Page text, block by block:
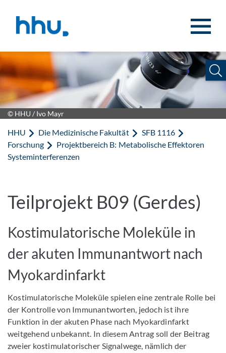
© HHU / Ivo Mayr
HHU Die Medizinische Fakultät
SFB 1116
Forschung
Projektbereich B: Metabolische Effektoren
Systeminterferenzen
Teilprojekt B09 (Gerdes)
Kostimulatorische Moleküle in
der akuten Immunantwort nach
Myokardinfarkt
Kostimulatorische Moleküle spielen eine zentrale Rolle bei
der Kontrolle von Immunantworten, jedoch ist ihre
Funktion in der akuten Phase nach Myokardinfarkt
weitgehend unbekannt. In diesem Antrag soll der Beitrag
zweier kostimulatorischer Signalwege, nämlich der